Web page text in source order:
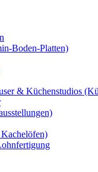
Boden-Platten)
& Küchenstudios